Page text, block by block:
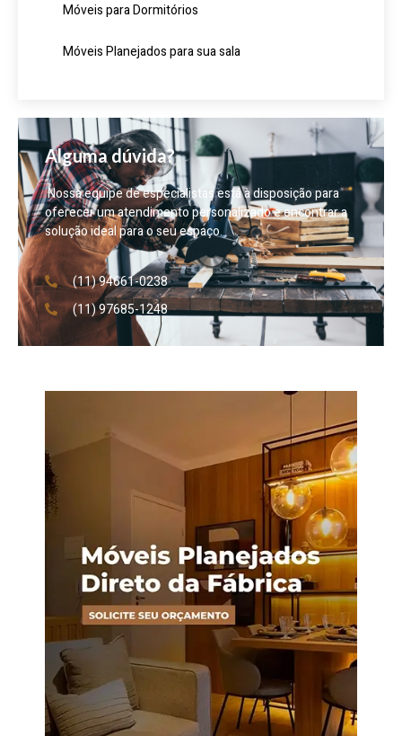
Móveis para Dormitórios
Móveis Planejados para sua sala
Alguma dúvida?
Nossa equipe de especialistas está à disposição para
oferecer um atendimento personalizado e encontrar a
solução ideal para o seu espaço.
(11) 94661-0238
(11) 97685-1248